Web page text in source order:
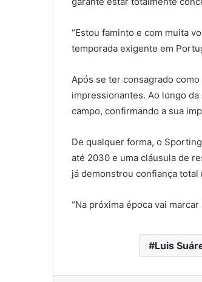
“Estou faminto e com muita
temporada exigente em
Após se ter consagrado
impressionantes. Ao longo
campo, confirmando a sua
De qualquer forma, o
até 2030 e uma cláusula de
já demonstrou confiança
“Na próxima época vai
Luis